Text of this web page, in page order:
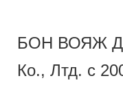
БОН ВОЯЖ
Ко., Лтд. с